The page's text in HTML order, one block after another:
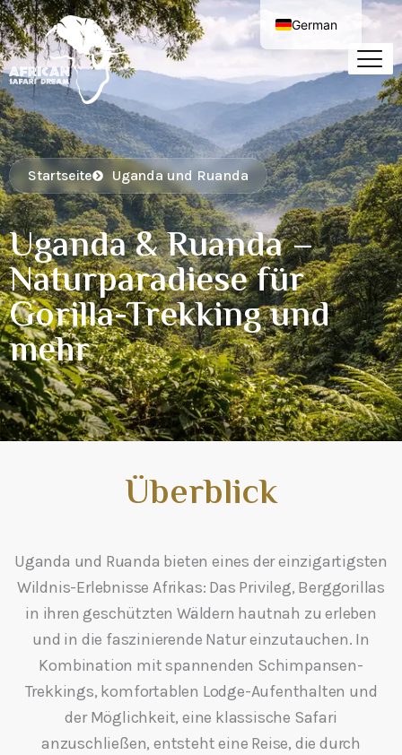
Startseite Uganda und Ruanda
Uganda & Ruanda –
Naturparadiese für
Gorilla-Trekking und
mehr
Überblick
Uganda und Ruanda bieten eines der einzigartigsten
Wildnis-Erlebnisse Afrikas: Das Privileg, Berggorillas
in ihren geschützten Wäldern hautnah zu erleben
und in die faszinierende Natur einzutauchen. In
Kombination mit spannenden Schimpansen-
Trekkings, komfortablen Lodge-Aufenthalten und
der Möglichkeit, eine klassische Safari
anzuschließen, entsteht eine Reise, die durch
German
English